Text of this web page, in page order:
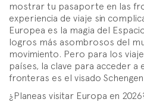
mostrar tu pasaporte en las
experiencia de viaje sin
Europea es la magia del
logros más asombrosos del
movimiento. Pero para los
países, la clave para acceder a
fronteras es el visado
¿Planeas visitar Europa en